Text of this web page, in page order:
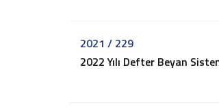
2024 - Sirküler
2023 - Sirküler
2021 / 229
2022 Yılı Defter Beyan